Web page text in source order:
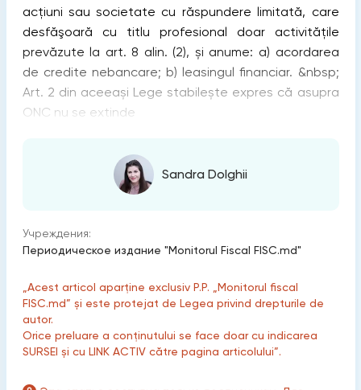
acţiuni sau societate cu răspundere limitată, care
desfăşoară cu titlu profesional doar activităţile
prevăzute la art. 8 alin. (2), și anume: a) acordarea
de credite nebancare; b) leasingul financiar. &nbsp;
Art. 2 din aceeași Lege stabilește expres că asupra
ONC nu se extinde
Sandra Dolghii
Учреждения:
Периодическое издание "Monitorul Fiscal FISC.md"
„Acest articol aparține exclusiv P.P. „Monitorul fiscal
FISC.md” și este protejat de Legea privind drepturile de
autor.
Orice preluare a conținutului se face doar cu indicarea
SURSEI și cu LINK ACTIV către pagina articolului”.